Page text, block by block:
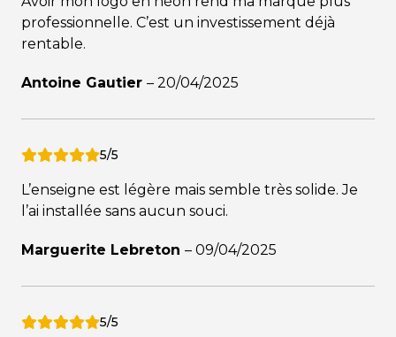
professionnelle. C’est un investissement déjà
rentable.
Antoine Gautier – 20/04/2025
5/5
L’enseigne est légère mais semble très solide. Je
l’ai installée sans aucun souci.
Marguerite Lebreton – 09/04/2025
5/5